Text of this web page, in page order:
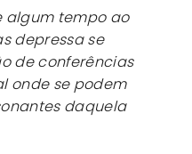
algum tempo ao
depressa se
de conferências
onde se podem
daquela